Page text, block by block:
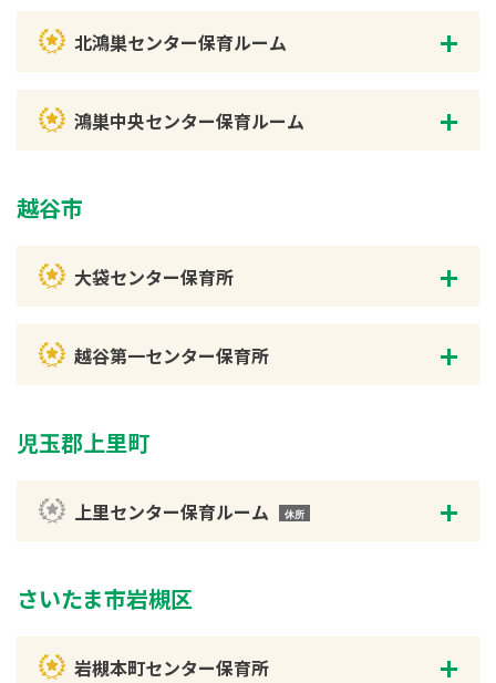
北鴻巣センター保育ルーム
鴻巣中央センター保育ルーム
越谷市
大袋センター保育所
越谷第一センター保育所
児玉郡上里町
上里センター保育ルーム
さいたま市岩槻区
岩槻本町センター保育所